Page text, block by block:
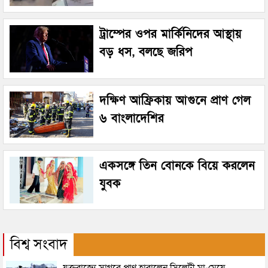
ট্রাম্পের ওপর মার্কিনিদের আস্থায়
বড় ধস, বলছে জরিপ
দক্ষিণ আফ্রিকায় আগুনে প্রাণ গেল
৬ বাংলাদেশির
একসঙ্গে তিন বোনকে বিয়ে করলেন
যুবক
বিশ্ব সংবাদ